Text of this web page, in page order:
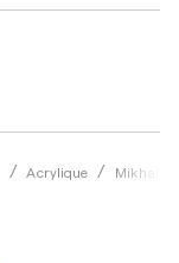
Acrylique Mikhail